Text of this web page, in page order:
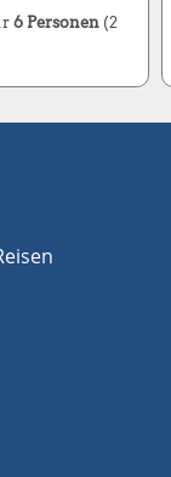
6 Personen (2